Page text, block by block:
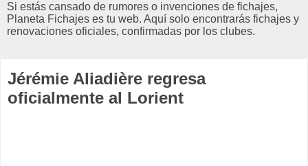
Si estás cansado de rumores o invenciones de fichajes,
Planeta Fichajes es tu web. Aquí solo encontrarás fichajes y
renovaciones oficiales, confirmadas por los clubes.
Jérémie Aliadière regresa
oficialmente al Lorient